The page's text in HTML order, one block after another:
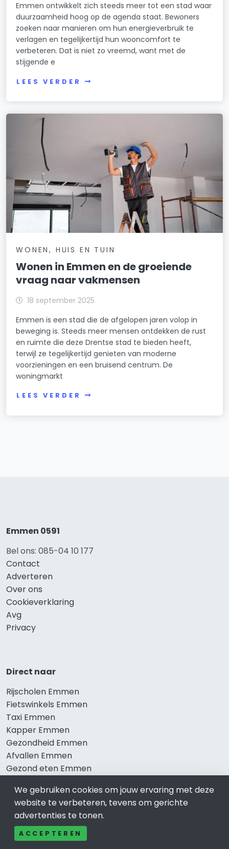
Emmen ontwikkelt zich steeds meer tot een stad waar
duurzaamheid hoog op de agenda staat. Bewoners
zoeken naar manieren om hun energieverbruik te
verlagen en tegelijkertijd hun wooncomfort te
verbeteren. Dat is niet zo vreemd, want met de
stijgende e
LEES VERDER
WONEN, HUIS EN TUIN
Wonen in Emmen en de groeiende
vraag naar vakmensen
18 september 2025
Emmen is een stad die de afgelopen jaren volop in
beweging is. Steeds meer mensen ontdekken de rust
en ruimte die deze Drentse stad te bieden heeft,
terwijl ze tegelijkertijd genieten van moderne
voorzieningen en een bruisend centrum. De
woningmarkt
LEES VERDER
Emmen 0591
Bel ons: 085-04 10 177
Contact
Adverteren
Over ons
Cookieverklaring
Avg
Privacy
Direct naar
Rijscholen Emmen
Fietswinkels Emmen
Taxi Emmen
Kapper Emmen
Gezondheid Emmen
Afvallen Emmen
Gezond eten Emmen
Bekend in Emmen
Restaurants Emmen
We gebruiken cookies om jouw ervaring met deze
website te verbeteren, tevens om gerichte
advertenties te tonen.
ACCEPTEREN